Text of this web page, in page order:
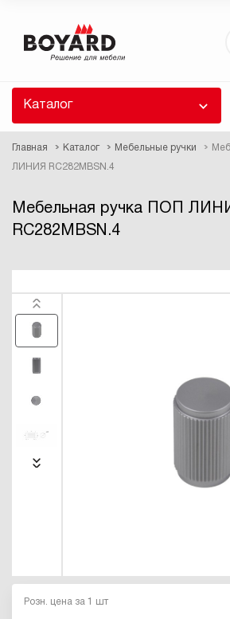
Каталог
Главная Каталог Мебельные ручки
ЛИНИЯ RC282MBSN.4
Мебельная ручка ПОП
RC282MBSN.4
Розн. цена за 1 шт
Восстановление пароля
высланы вам по E-Mail.
ссылку для восстановления